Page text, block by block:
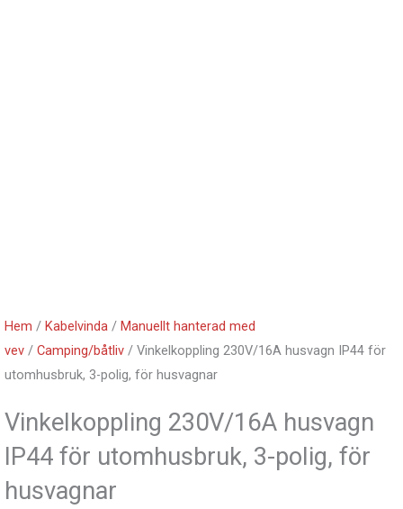
Hem / Kabelvinda / Manuellt hanterad med
vev / Camping/båtliv / Vinkelkoppling 230V/16A husvagn IP44 för
utomhusbruk, 3-polig, för husvagnar
Vinkelkoppling 230V/16A husvagn
IP44 för utomhusbruk, 3-polig, för
husvagnar